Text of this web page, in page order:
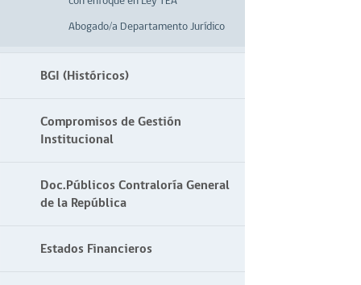
Abogado/a Departamento Jurídico
BGI (Históricos)
Compromisos de Gestión
Institucional
Doc.Públicos Contraloría General
de la República
Estados Financieros